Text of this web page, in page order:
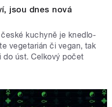
jsou dnes nová
kuchyně je knedlo-
vegetarián či vegan, tak
do úst. Celkový počet